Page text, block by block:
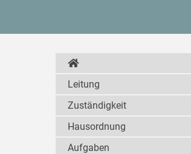
Leitung
Zuständigkeit
Hausordnung
Aufgaben